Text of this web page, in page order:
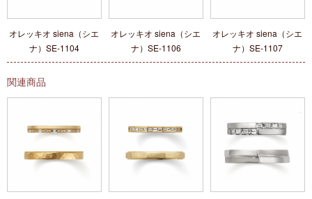
オレッキオ siena（シエ
ナ）SE‐1104
オレッキオ siena（シエ
ナ）SE‐1106
オレッキオ siena（シエ
ナ）SE‐1107
関連商品